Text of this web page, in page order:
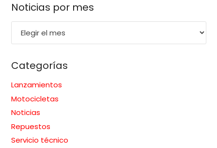
Noticias por mes
Categorías
Lanzamientos
Motocicletas
Noticias
Repuestos
Servicio técnico